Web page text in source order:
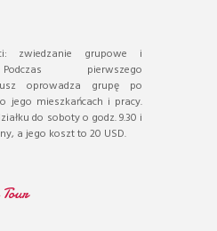
zwiedzanie grupowe i
pierwszego
oprowadza grupę po
jego mieszkańcach i pracy.
do soboty o godz. 9.30 i
a jego koszt to 20 USD.